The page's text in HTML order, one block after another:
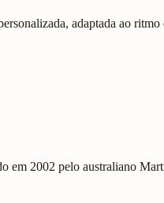
adaptada ao
2002 pelo australiano